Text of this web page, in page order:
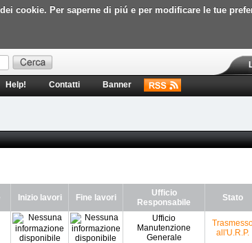
cookie. Per saperne di piú e per modificare le tue
Help! Contatti Banner
Inizio lavori Fine lavori
Ufficio
Responsabile
Stato
Ufficio
Manutenzione
Generale
all'U.R.P.